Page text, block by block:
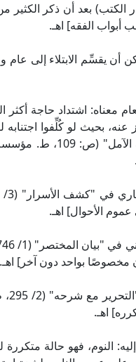
(ص: 80، ط. دار الكتب) بعد أن
أبواب الفقه] اهـ.
أن يقسِّم الابتلاء إلى
معناه: اشتداد حاجة
عنه، بحيث لو كُلِّفوا
في "إجابة السائل
الأحوال] اهـ.
بواحد دون آخر] اهـ.
اهـ.
النوم، فهو حالة